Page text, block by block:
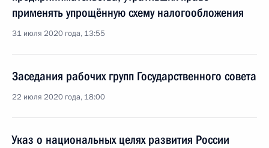
применять упрощённую схему налогообложения
31 июля 2020 года, 13:55
Заседания рабочих групп Государственного совета
22 июля 2020 года, 18:00
Указ о национальных целях развития России